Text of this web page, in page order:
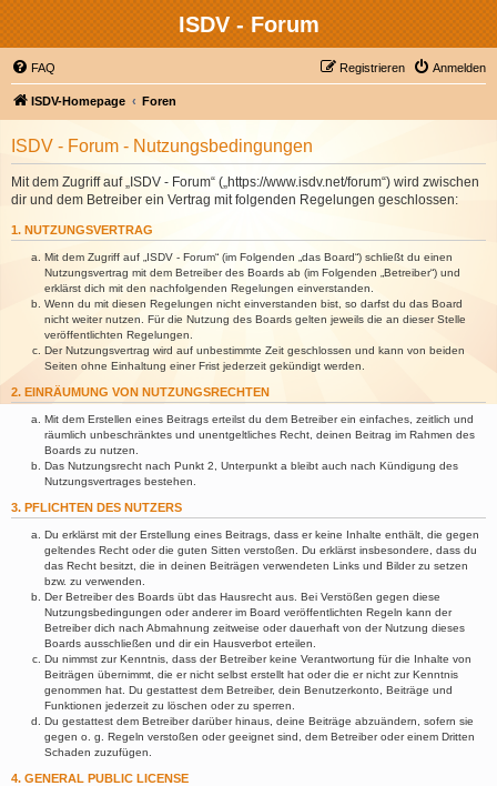
ISDV - Forum
FAQ Anmelden
Registrieren
ISDV-Homepage Foren
ISDV - Forum - Nutzungsbedingungen
Mit dem Zugriff auf „ISDV - Forum“ („https://www.isdv.net/forum“) wird zwischen
dir und dem Betreiber ein Vertrag mit folgenden Regelungen geschlossen:
1. NUTZUNGSVERTRAG
Mit dem Zugriff auf „ISDV - Forum“ (im Folgenden „das Board“) schließt du einen
Nutzungsvertrag mit dem Betreiber des Boards ab (im Folgenden „Betreiber“) und
erklärst dich mit den nachfolgenden Regelungen einverstanden.
Wenn du mit diesen Regelungen nicht einverstanden bist, so darfst du das Board
nicht weiter nutzen. Für die Nutzung des Boards gelten jeweils die an dieser Stelle
veröffentlichten Regelungen.
Der Nutzungsvertrag wird auf unbestimmte Zeit geschlossen und kann von beiden
Seiten ohne Einhaltung einer Frist jederzeit gekündigt werden.
2. EINRÄUMUNG VON NUTZUNGSRECHTEN
Mit dem Erstellen eines Beitrags erteilst du dem Betreiber ein einfaches, zeitlich und
räumlich unbeschränktes und unentgeltliches Recht, deinen Beitrag im Rahmen des
Boards zu nutzen.
Das Nutzungsrecht nach Punkt 2, Unterpunkt a bleibt auch nach Kündigung des
Nutzungsvertrages bestehen.
3. PFLICHTEN DES NUTZERS
Du erklärst mit der Erstellung eines Beitrags, dass er keine Inhalte enthält, die gegen
geltendes Recht oder die guten Sitten verstoßen. Du erklärst insbesondere, dass du
das Recht besitzt, die in deinen Beiträgen verwendeten Links und Bilder zu setzen
bzw. zu verwenden.
Der Betreiber des Boards übt das Hausrecht aus. Bei Verstößen gegen diese
Nutzungsbedingungen oder anderer im Board veröffentlichten Regeln kann der
Betreiber dich nach Abmahnung zeitweise oder dauerhaft von der Nutzung dieses
Boards ausschließen und dir ein Hausverbot erteilen.
Du nimmst zur Kenntnis, dass der Betreiber keine Verantwortung für die Inhalte von
Beiträgen übernimmt, die er nicht selbst erstellt hat oder die er nicht zur Kenntnis
genommen hat. Du gestattest dem Betreiber, dein Benutzerkonto, Beiträge und
Funktionen jederzeit zu löschen oder zu sperren.
Du gestattest dem Betreiber darüber hinaus, deine Beiträge abzuändern, sofern sie
gegen o. g. Regeln verstoßen oder geeignet sind, dem Betreiber oder einem Dritten
Schaden zuzufügen.
4. GENERAL PUBLIC LICENSE